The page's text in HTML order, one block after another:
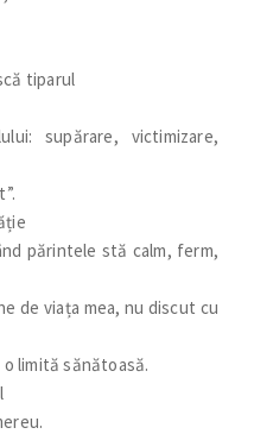
tiparul
supărare, victimizare,
părintele stă calm, ferm,
de viața mea, nu discut cu
o limită sănătoasă.